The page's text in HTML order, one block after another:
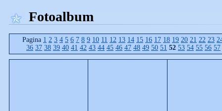
Fotoalbum
Pagina 1 2 3 4 5 6 7 8 9 10 11 12 13 14 15 16 17 18 19 20 21 22 23
36 37 38 39 40 41 42 43 44 45 46 47 48 49 50 51 52 53 54 55 56 57